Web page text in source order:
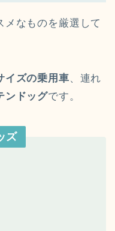
なものを厳選して
イズの乗用車、連れ
ンドッグです。
ズ